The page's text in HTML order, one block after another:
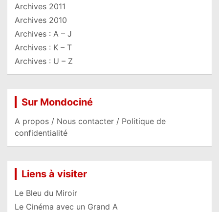
Archives 2011
Archives 2010
Archives : A – J
Archives : K – T
Archives : U – Z
Sur Mondociné
A propos / Nous contacter / Politique de
confidentialité
Liens à visiter
Le Bleu du Miroir
Le Cinéma avec un Grand A